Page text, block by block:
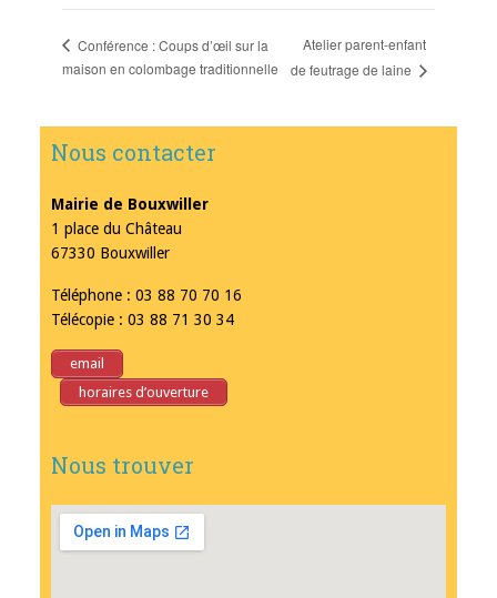
Conférence : Coups d’œil sur la
maison en colombage traditionnelle
Atelier parent-enfant
de feutrage de laine
Nous contacter
Mairie de Bouxwiller
1 place du Château
67330 Bouxwiller
Téléphone : 03 88 70 70 16
Télécopie : 03 88 71 30 34
email
horaires d’ouverture
Nous trouver